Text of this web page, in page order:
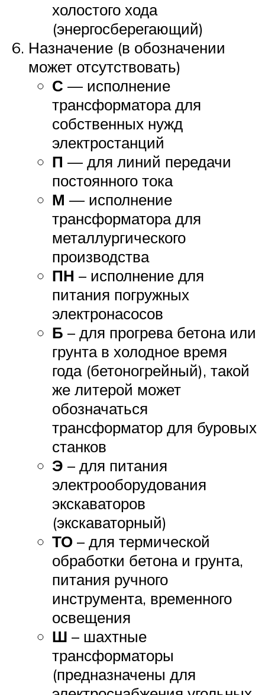
холостого хода
(энергосберегающий)
Назначение (в обозначении
может отсутствовать)
С — исполнение
трансформатора для
собственных нужд
электростанций
П — для линий передачи
постоянного тока
М — исполнение
трансформатора для
металлургического
производства
ПН – исполнение для
питания погружных
электронасосов
Б – для прогрева бетона или
грунта в холодное время
года (бетоногрейный), такой
же литерой может
обозначаться
трансформатор для буровых
станков
Э – для питания
электрооборудования
экскаваторов
(экскаваторный)
ТО – для термической
обработки бетона и грунта,
питания ручного
инструмента, временного
освещения
Ш – шахтные
трансформаторы
(предназначены для